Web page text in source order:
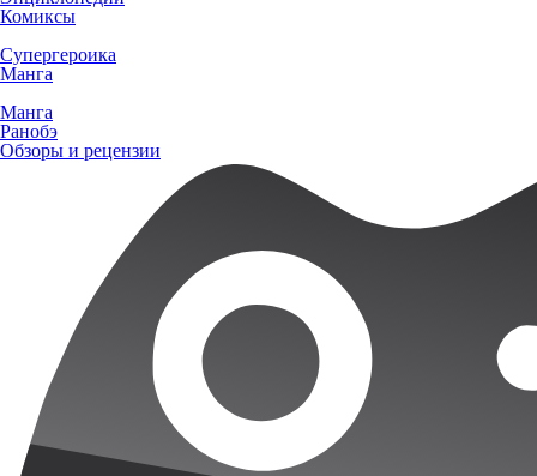
Комиксы
Супергероика
Манга
Манга
Ранобэ
Обзоры и рецензии